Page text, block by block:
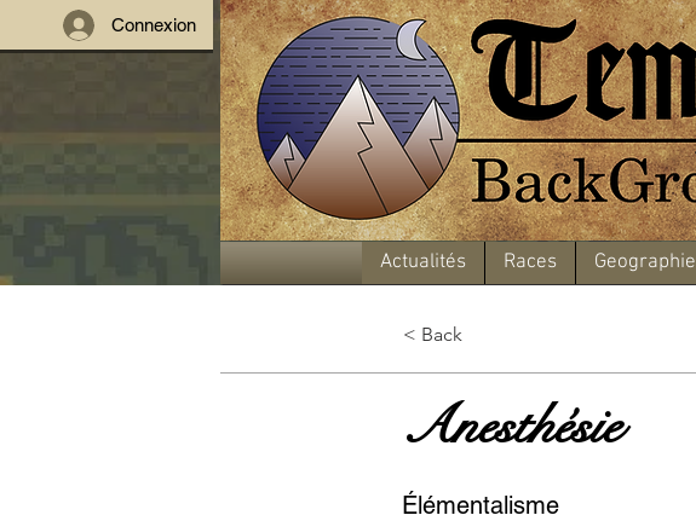
Connexion
Actualités Races Geographie
< Back
Anesthésie
Élémentalisme